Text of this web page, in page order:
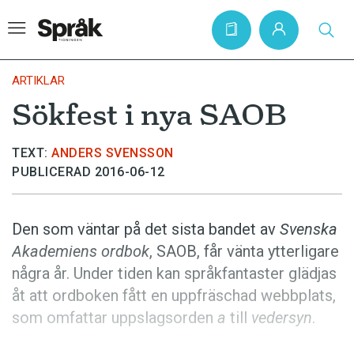
Hem
Artiklar
Skrivtips
Bokrecensioner
Kviss
ARTIKLAR
Sökfest i nya SAOB
TEXT: ANDERS SVENSSON
PUBLICERAD 2016-06-12
Den som väntar på det sista bandet av Svenska
Akademiens ordbok, SAOB, får vänta ytterligare
några år. Under tiden kan språkfantaster glädjas
åt att ordboken fått en uppfräschad webbplats,
som omfattar uppslagsorden a till vedersyn.